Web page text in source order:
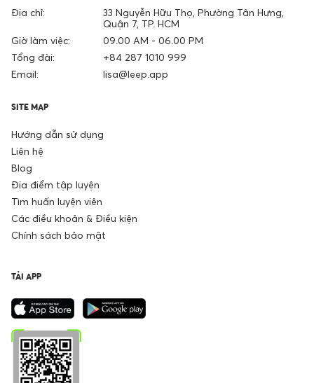
Địa chỉ:
33 Nguyễn Hữu Thọ, Phường Tân Hưng,
Quận 7, TP. HCM
Giờ làm việc:
09.00 AM - 06.00 PM
Tổng đài:
+84 287 1010 999
Email:
lisa@leep.app
SITE MAP
Hướng dẫn sử dụng
Liên hệ
Blog
Địa điểm tập luyện
Tìm huấn luyện viên
Các điều khoản & Điều kiện
Chính sách bảo mật
TẢI APP